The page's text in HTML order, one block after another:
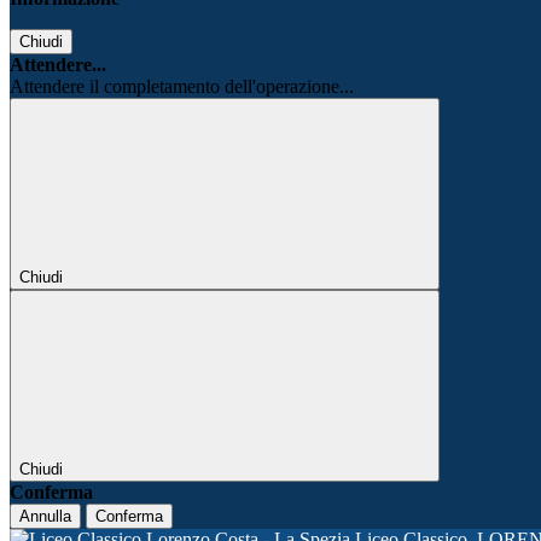
Chiudi
Attendere...
Attendere il completamento dell'operazione...
Chiudi
Chiudi
Conferma
Annulla Conferma